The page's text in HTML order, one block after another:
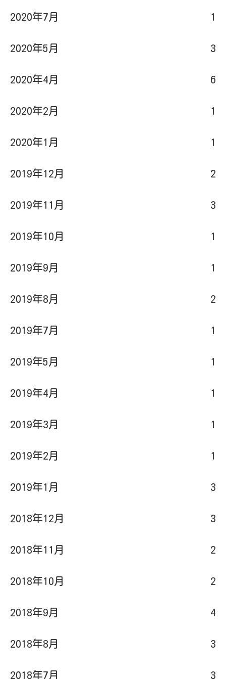
2020年5月 3
2020年4月 6
2020年2月 1
2020年1月 1
2019年12月 2
2019年11月 3
2019年10月 1
2019年9月 1
2019年8月 2
2019年7月 1
2019年5月 1
2019年4月 1
2019年3月 1
2019年2月 1
2019年1月 3
2018年12月 3
2018年11月 2
2018年10月 2
2018年9月 4
2018年8月 3
2018年7月 3
2018年6月 1